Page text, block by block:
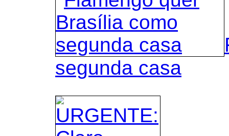
segunda casa